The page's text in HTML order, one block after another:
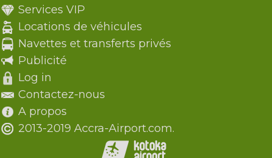
Services VIP
Locations de véhicules
Navettes et transferts privés
Publicité
Log in
Contactez-nous
A propos
2013-2019 Accra-Airport.com.